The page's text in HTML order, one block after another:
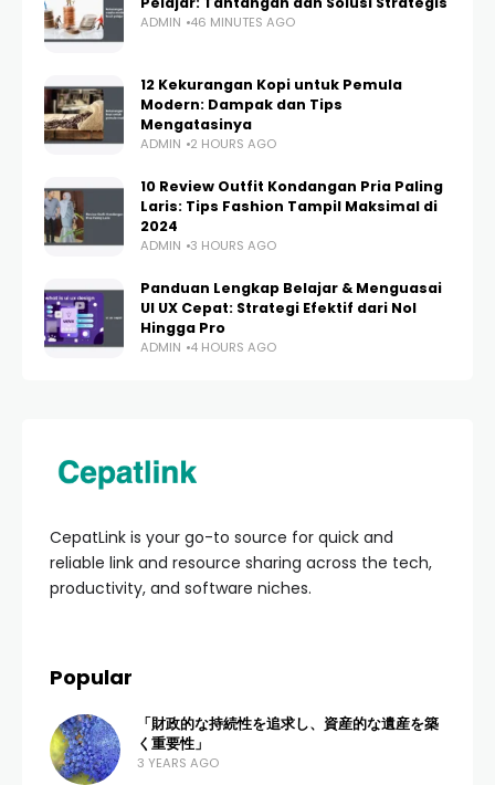
ADMIN 46 MINUTES AGO
12 Kekurangan Kopi untuk Pemula
Modern: Dampak dan Tips
Mengatasinya
ADMIN 2 HOURS AGO
10 Review Outfit Kondangan Pria Paling
Laris: Tips Fashion Tampil Maksimal di
2024
ADMIN 3 HOURS AGO
Panduan Lengkap Belajar & Menguasai
UI UX Cepat: Strategi Efektif dari Nol
Hingga Pro
ADMIN 4 HOURS AGO
CepatLink is your go-to source for quick and
reliable link and resource sharing across the tech,
productivity, and software niches.
Popular
「財政的な持続性を追求し、資産的な遺産を築
く重要性」
3 YEARS AGO